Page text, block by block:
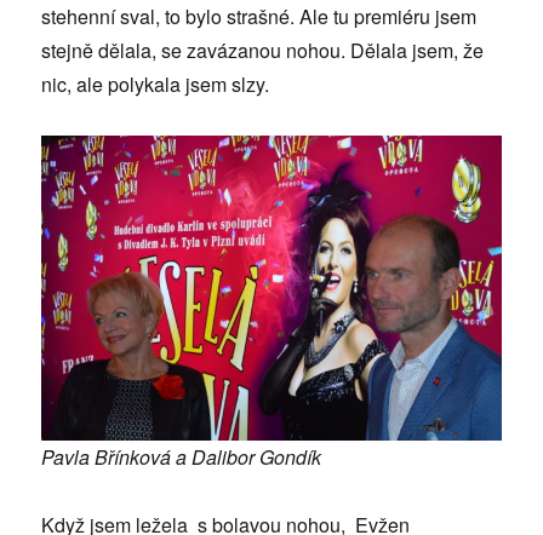
stehenní sval, to bylo strašné. Ale tu premiéru jsem
stejně dělala, se zavázanou nohou. Dělala jsem, že
nic, ale polykala jsem slzy.
Pavla Břínková a Dalibor Gondík
Když jsem ležela s bolavou nohou, Evžen